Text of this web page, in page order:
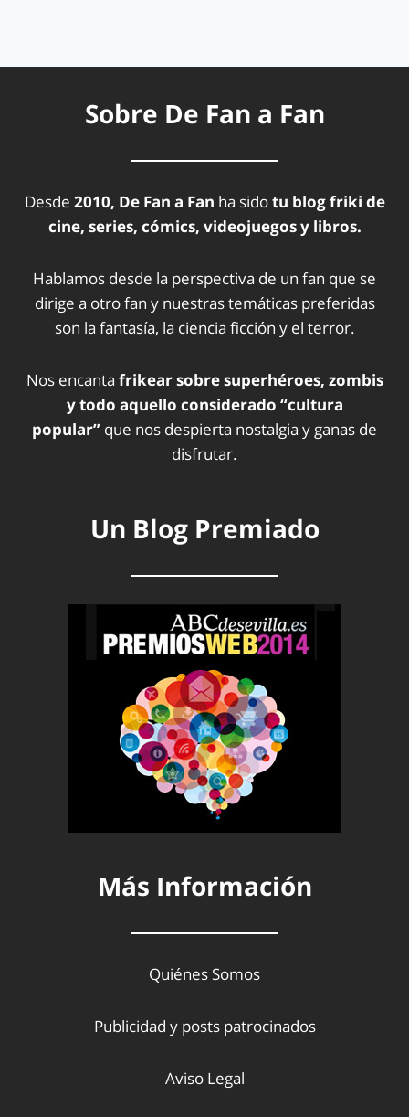
Sobre De Fan a Fan
Desde 2010, De Fan a Fan ha sidotu blog friki de
cine, series, cómics, videojuegos y libros.
Hablamos desde la perspectiva de un fan que se
dirige a otro fan y nuestras temáticas preferidas
son la fantasía, la ciencia ficción y el terror.
Nos encanta frikear sobre superhéroes, zombis
y todo aquello considerado “cultura
popular” que nos despierta nostalgia y ganas de
disfrutar.
Un Blog Premiado
Más Información
Quiénes Somos
Publicidad y posts patrocinados
Aviso Legal